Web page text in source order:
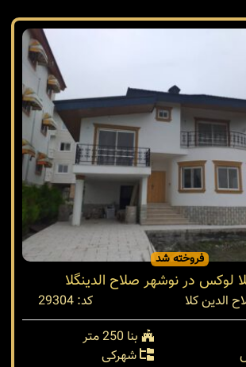
فروخته شد
لوکس در نوشهر صلاح الدینگلا
الدین کلا
کد: 29304
بنا 250 متر
شهرکی